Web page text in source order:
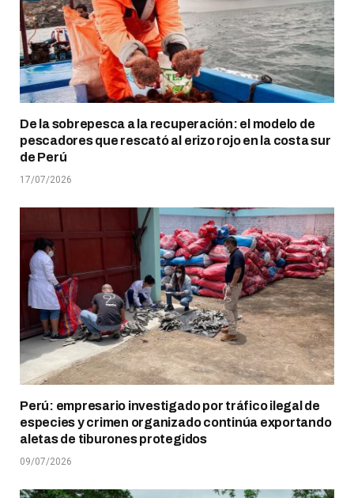
De la sobrepesca a la recuperación: el modelo de
pescadores que rescató al erizo rojo en la costa sur
de Perú
17/07/2026
Perú: empresario investigado por tráfico ilegal de
especies y crimen organizado continúa exportando
aletas de tiburones protegidos
09/07/2026